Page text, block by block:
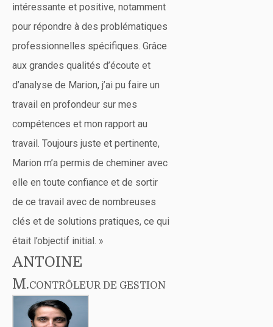
intéressante et positive, notamment
pour répondre à des problématiques
professionnelles spécifiques. Grâce
aux grandes qualités d’écoute et
d’analyse de Marion, j’ai pu faire un
travail en profondeur sur mes
compétences et mon rapport au
travail. Toujours juste et pertinente,
Marion m’a permis de cheminer avec
elle en toute confiance et de sortir
de ce travail avec de nombreuses
clés et de solutions pratiques, ce qui
était l’objectif initial. »
ANTOINE
M.CONTRÔLEUR DE GESTION